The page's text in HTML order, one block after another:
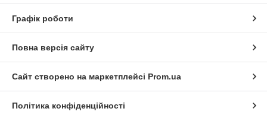
Графік роботи
Повна версія сайту
Сайт створено на маркетплейсі Prom.ua
Політика конфіденційності